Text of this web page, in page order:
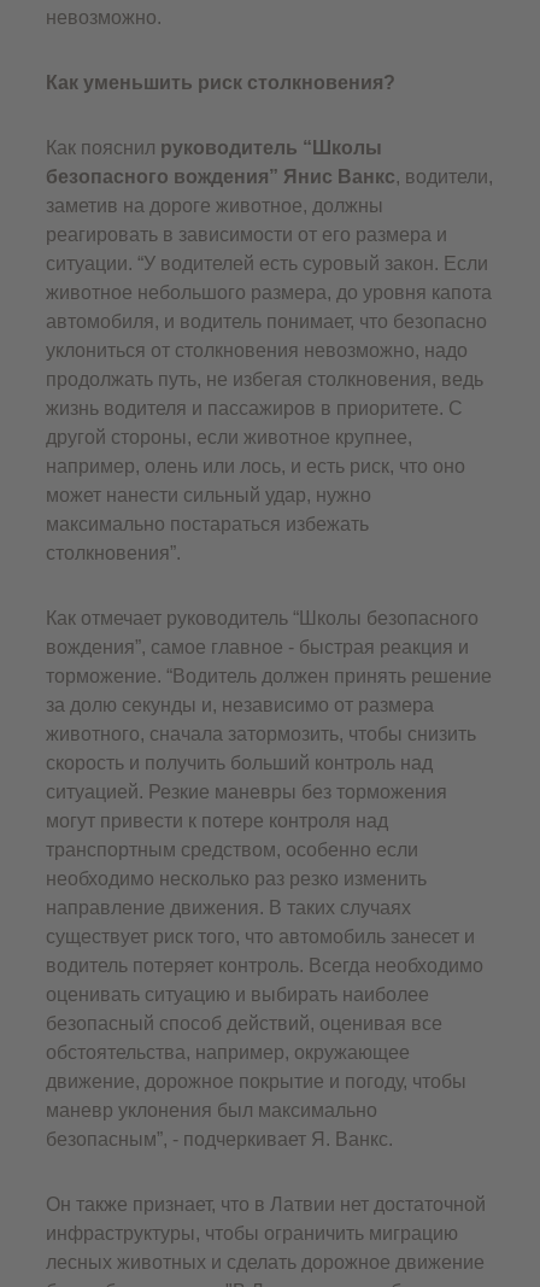
невозможно.
Как уменьшить риск столкновения?
Как пояснил руководитель “Школы
безопасного вождения” Янис Ванкс, водители,
заметив на дороге животное, должны
реагировать в зависимости от его размера и
ситуации. “У водителей есть суровый закон. Если
животное небольшого размера, до уровня капота
автомобиля, и водитель понимает, что безопасно
уклониться от столкновения невозможно, надо
продолжать путь, не избегая столкновения, ведь
жизнь водителя и пассажиров в приоритете. С
другой стороны, если животное крупнее,
например, олень или лось, и есть риск, что оно
может нанести сильный удар, нужно
максимально постараться избежать
столкновения”.
Как отмечает руководитель “Школы безопасного
вождения”, самое главное - быстрая реакция и
торможение. “Водитель должен принять решение
за долю секунды и, независимо от размера
животного, сначала затормозить, чтобы снизить
скорость и получить больший контроль над
ситуацией. Резкие маневры без торможения
могут привести к потере контроля над
транспортным средством, особенно если
необходимо несколько раз резко изменить
направление движения. В таких случаях
существует риск того, что автомобиль занесет и
водитель потеряет контроль. Всегда необходимо
оценивать ситуацию и выбирать наиболее
безопасный способ действий, оценивая все
обстоятельства, например, окружающее
движение, дорожное покрытие и погоду, чтобы
маневр уклонения был максимально
безопасным”, - подчеркивает Я. Ванкс.
Он также признает, что в Латвии нет достаточной
инфраструктуры, чтобы ограничить миграцию
лесных животных и сделать дорожное движение